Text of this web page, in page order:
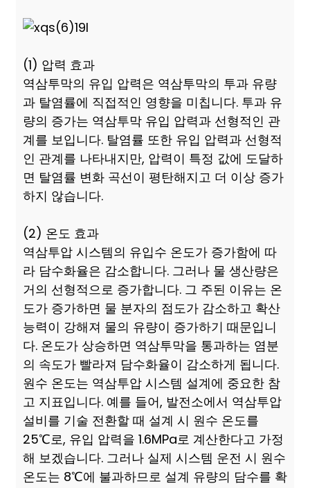
(1) 압력 효과
역삼투막의 유입 압력은 역삼투막의 투과 유량
과 탈염률에 직접적인 영향을 미칩니다. 투과 유
량의 증가는 역삼투막 유입 압력과 선형적인 관
계를 보입니다. 탈염률 또한 유입 압력과 선형적
인 관계를 나타내지만, 압력이 특정 값에 도달하
면 탈염률 변화 곡선이 평탄해지고 더 이상 증가
하지 않습니다.
(2) 온도 효과
역삼투압 시스템의 유입수 온도가 증가함에 따
라 담수화율은 감소합니다. 그러나 물 생산량은
거의 선형적으로 증가합니다. 그 주된 이유는 온
도가 증가하면 물 분자의 점도가 감소하고 확산
능력이 강해져 물의 유량이 증가하기 때문입니
다. 온도가 상승하면 역삼투막을 통과하는 염분
의 속도가 빨라져 담수화율이 감소하게 됩니다.
원수 온도는 역삼투압 시스템 설계에 중요한 참
고 지표입니다. 예를 들어, 발전소에서 역삼투압
설비를 기술 전환할 때 설계 시 원수 온도를
25℃로, 유입 압력을 1.6MPa로 계산한다고 가정
해 보겠습니다. 그러나 실제 시스템 운전 시 원수
온도는 8℃에 불과하므로 설계 유량의 담수를 확